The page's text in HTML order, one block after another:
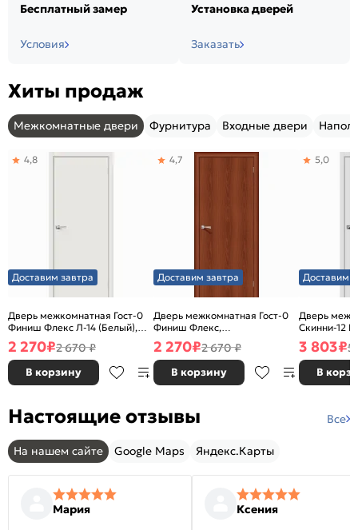
Бесплатный замер
Условия
Установка дверей
Заказать
Хиты продаж
Межкомнатные двери Фурнитура Входные двери
Доставим завтра
Дверь межкомнатная Гост-0
Финиш Флекс Л-14 (Белый),
глухая, каркасно-щитовая
4,8
2 270₽2 670 ₽
В корзину
Доставим завтра
Дверь межкомнатная Гост-0
Финиш Флекс,
Ламинированные Л-11
(ИталОрех), глухая, каркасно-
щитовая
4,7
2 270₽2 670 ₽
В корзину
Доставим
Дверь
Скинни-12
глухая,
5,0
3 803₽5
В
Настоящие отзывы Все
На нашем сайте Google Maps Яндекс.Карты
Мария Ксения